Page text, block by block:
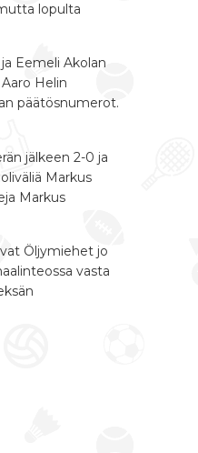
lopulta
Eemeli Akolan
Helin
päätösnumerot.
jälkeen 2-0 ja
Markus
Markus
Öljymiehet jo
vasta